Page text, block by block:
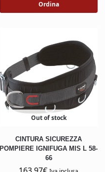
Ordina
Out of stock
CINTURA SICUREZZA
POMPIERE IGNIFUGA MIS L 58-
66